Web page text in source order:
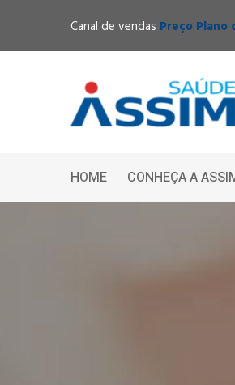
Canal de vendas Preço Plano
HOME CONHEÇA A